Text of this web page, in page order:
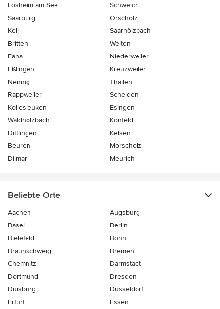
Losheim am See
Schweich
Saarburg
Orscholz
Kell
Saarhölzbach
Britten
Weiten
Faha
Niederweiler
Eßlingen
Kreuzweiler
Nennig
Thailen
Rappweiler
Scheiden
Kollesleuken
Esingen
Waldhölzbach
Konfeld
Dittlingen
Kelsen
Beuren
Morscholz
Dilmar
Meurich
Beliebte Orte
Aachen
Augsburg
Basel
Berlin
Bielefeld
Bonn
Braunschweig
Bremen
Chemnitz
Darmstadt
Dortmund
Dresden
Duisburg
Düsseldorf
Erfurt
Essen